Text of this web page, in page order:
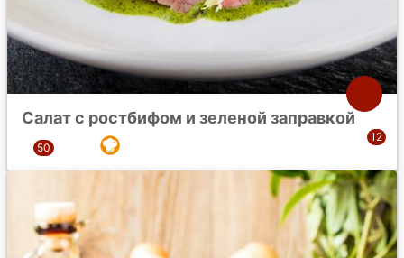
Салат с ростбифом и зеленой заправкой